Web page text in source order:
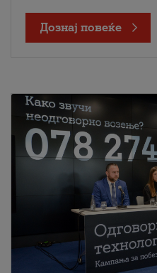
Дознај повеќе